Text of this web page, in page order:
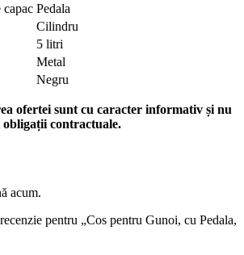
capac Pedala
Cilindru
5 litri
Metal
Negru
ofertei sunt cu caracter informativ și nu
contractuale.
acum.
pentru „Cos pentru Gunoi, cu Pedala,